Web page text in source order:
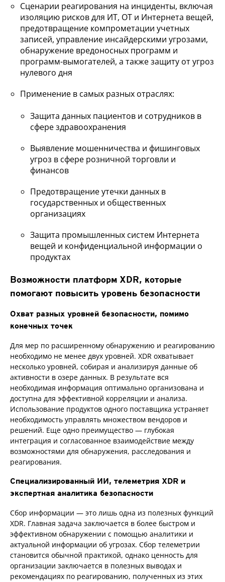
Сценарии реагирования на инциденты, включая
изоляцию рисков для ИТ, ОТ и Интернета вещей,
предотвращение компрометации учетных
записей, управление инсайдерскими угрозами,
обнаружение вредоносных программ и
программ-вымогателей, а также защиту от угроз
нулевого дня
Применение в самых разных отраслях:
Защита данных пациентов и сотрудников в
сфере здравоохранения
Выявление мошенничества и фишинговых
угроз в сфере розничной торговли и
финансов
Предотвращение утечки данных в
государственных и общественных
организациях
Защита промышленных систем Интернета
вещей и конфиденциальной информации о
продуктах
Возможности платформ XDR, которые
помогают повысить уровень безопасности
Охват разных уровней безопасности, помимо
конечных точек
Для мер по расширенному обнаружению и реагированию
необходимо не менее двух уровней. XDR охватывает
несколько уровней, собирая и анализируя данные об
активности в озере данных. В результате вся
необходимая информация оптимально организована и
доступна для эффективной корреляции и анализа.
Использование продуктов одного поставщика устраняет
необходимость управлять множеством вендоров и
решений. Еще одно преимущество — глубокая
интеграция и согласованное взаимодействие между
возможностями для обнаружения, расследования и
реагирования.
Специализированный ИИ, телеметрия XDR и
экспертная аналитика безопасности
Сбор информации — это лишь одна из полезных функций
XDR. Главная задача заключается в более быстром и
эффективном обнаружении с помощью аналитики и
актуальной информации об угрозах. Сбор телеметрии
становится обычной практикой, однако ценность для
организации заключается в полезных выводах и
рекомендациях по реагированию, полученных из этих